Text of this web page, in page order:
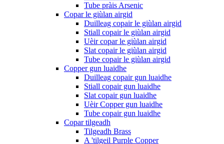
Tube pràis Arsenic
Copar le giùlan airgid
Duilleag copair le giùlan airgid
Stiall copair le giùlan airgid
Uèir copar le giùlan airgid
Slat copair le giùlan airgid
Tube copair le giùlan airgid
Copper gun luaidhe
Duilleag copair gun luaidhe
Stiall copair gun luaidhe
Slat copair gun luaidhe
Uèir Copper gun luaidhe
Tube copair gun luaidhe
Copar tilgeadh
Tilgeadh Brass
A 'tilgeil Purple Copper